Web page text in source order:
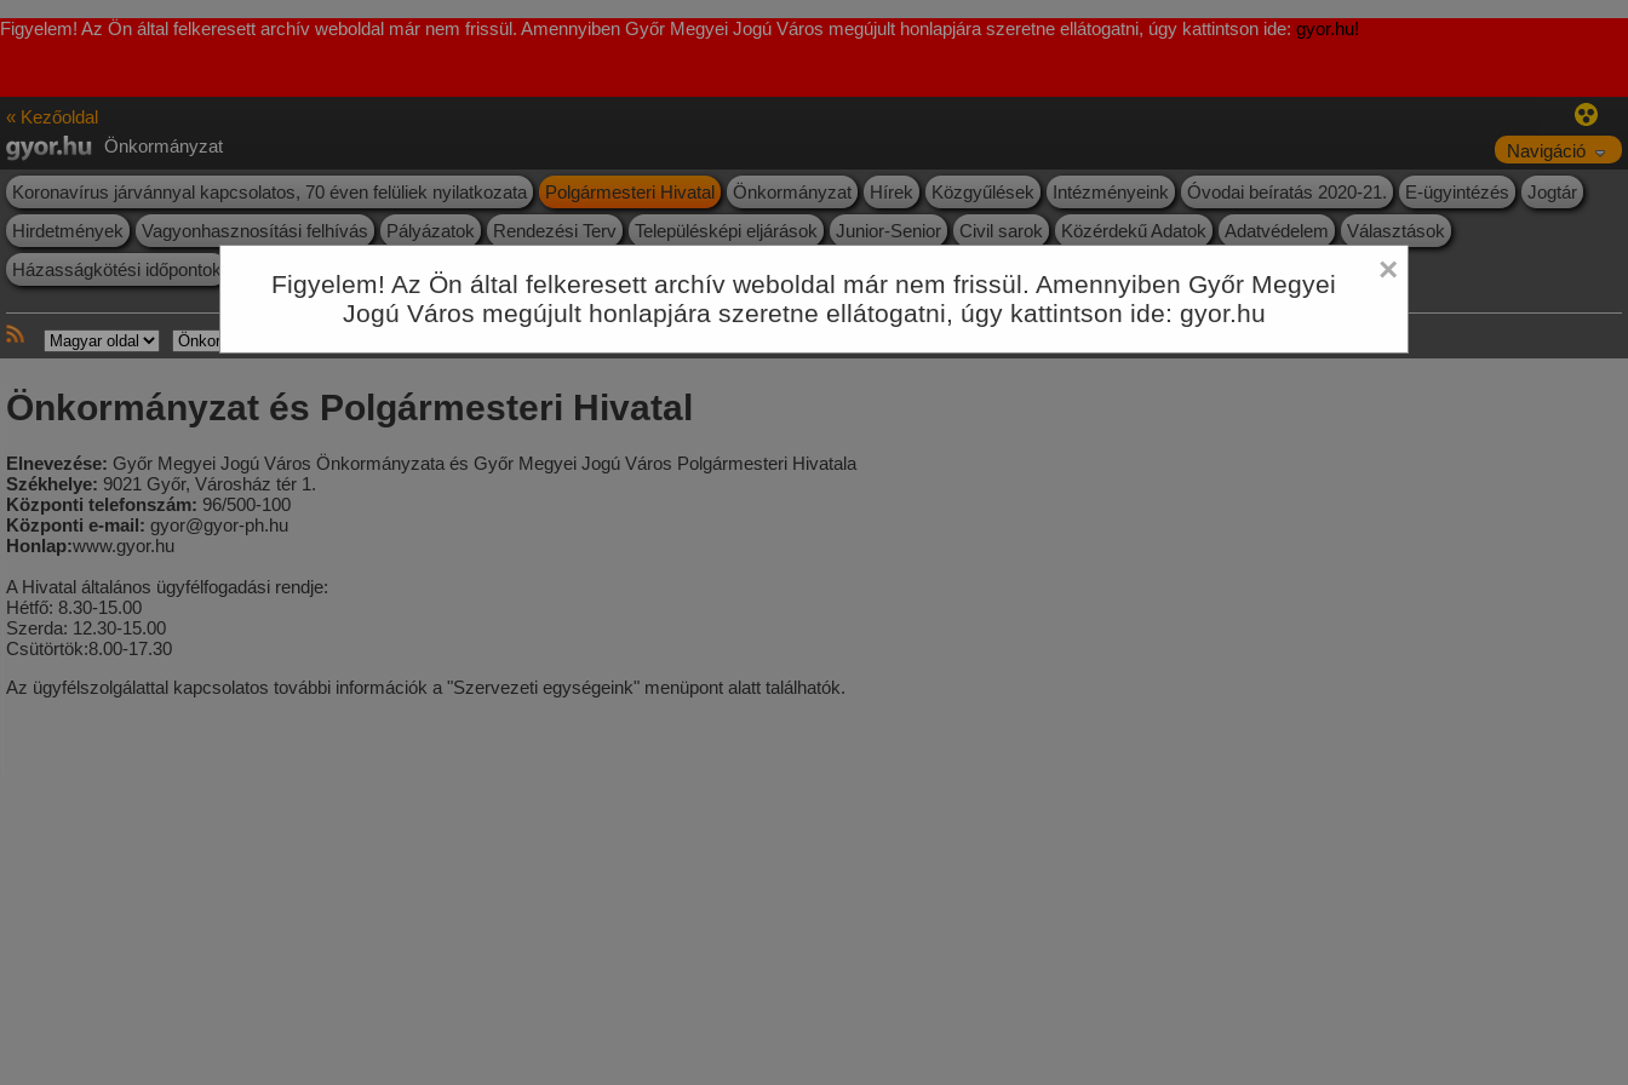
×
Figyelem! Az Ön által felkeresett archív weboldal már nem frissül. Amennyiben Győr Megyei
Jogú Város megújult honlapjára szeretne ellátogatni, úgy kattintson ide: gyor.hu
Figyelem! Az Ön által felkeresett archív weboldal már nem frissül. Amennyiben Győr Megyei Jogú Város megújult honlapjára szeretne ellátogatni, úgy kattintson ide: gyor.hu!
« Kezőoldal
Önkormányzat
Navigáció
Koronavírus járvánnyal kapcsolatos, 70 éven felüliek nyilatkozata
Polgármesteri Hivatal Önkormányzat Hírek Közgyűlések Intézményeink Óvodai beíratás 2020-21. E-ügyintézés
Jogtár
Hirdetmények
Vagyonhasznosítási felhívás Pályázatok Rendezési Terv Településképi eljárások Junior-Senior Civil sarok Közérdekű Adatok Adatvédelem
Választások
Házasságkötési időpontok
Nyilvántartások, névjegyzékek
Önkormányzat és Polgármesteri Hivatal
Elnevezése: Győr Megyei Jogú Város Önkormányzata és Győr Megyei Jogú Város Polgármesteri Hivatala
Székhelye: 9021 Győr, Városház tér 1.
Központi telefonszám: 96/500-100
Központi e-mail: gyor@gyor-ph.hu
Honlap:www.gyor.hu
A Hivatal általános ügyfélfogadási rendje:
Hétfő: 8.30-15.00
Szerda: 12.30-15.00
Csütörtök:8.00-17.30
Az ügyfélszolgálattal kapcsolatos további információk a "Szervezeti egységeink" menüpont alatt találhatók.